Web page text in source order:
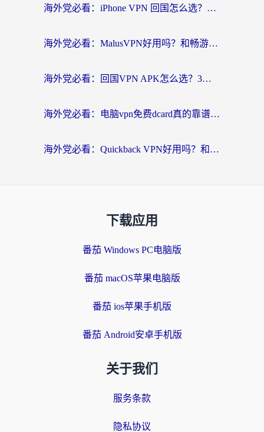
海外党必看：iPhone VPN 回国怎么选？一篇搞定无缝访问国内资源
海外党必看：MalusVPN好用吗？和畅游VPN对比哪个回国效果更好？附穿梭飞鱼神龟真实体验
海外党必看：回国VPN APK怎么选？3步教你无缝刷国内剧玩国服
海外党必看：电脑vpn免费dcard真的靠谱吗？教你选对回国加速器无缝访问国内资源
海外党必看：Quickback VPN好用吗？和小黑牛VPN对比哪个回国效果更好？附真实体验+避坑指南
下载应用
番茄 Windows PC电脑版
番茄 macOS苹果电脑版
番茄 ios苹果手机版
番茄 Android安卓手机版
关于我们
服务条款
隐私协议